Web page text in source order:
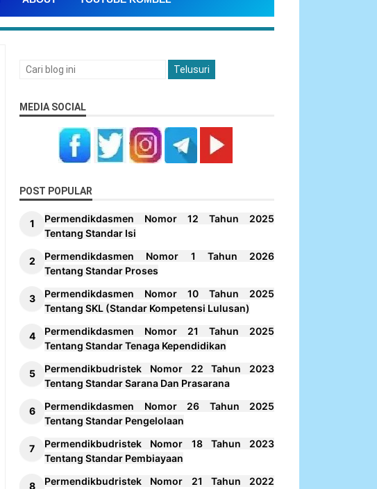
MEDIA SOCIAL
POST POPULAR
Permendikdasmen Nomor 12 Tahun 2025
Tentang Standar Isi
Permendikdasmen Nomor 1 Tahun 2026
Tentang Standar Proses
Permendikdasmen Nomor 10 Tahun 2025
Tentang SKL (Standar Kompetensi Lulusan)
Permendikdasmen Nomor 21 Tahun 2025
Tentang Standar Tenaga Kependidikan
Permendikbudristek Nomor 22 Tahun 2023
Tentang Standar Sarana Dan Prasarana
Permendikdasmen Nomor 26 Tahun 2025
Tentang Standar Pengelolaan
Permendikbudristek Nomor 18 Tahun 2023
Tentang Standar Pembiayaan
Permendikbudristek Nomor 21 Tahun 2022